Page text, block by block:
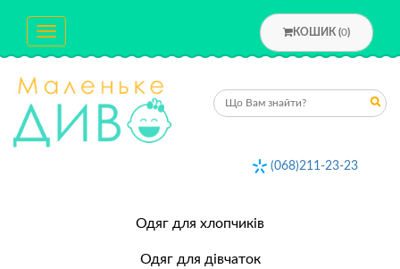
Toggle
КОШИК (0)
(068)211-23-23
Одяг для хлопчиків
Одяг для дівчаток